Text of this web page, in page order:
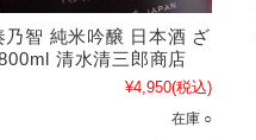
乃智 純米吟醸 日本酒 ざ
清水清三郎商店
¥4,950(税込)
在庫 ○